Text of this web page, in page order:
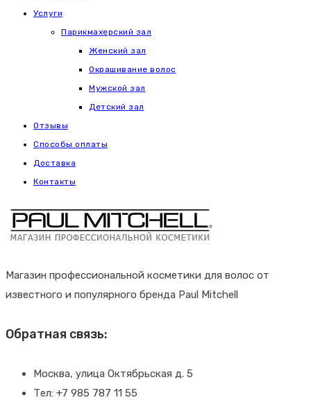
Услуги
Парикмахерский зал
Женский зал
Окрашивание волос
Мужской зал
Детский зал
Отзывы
Способы оплаты
Доставка
Контакты
Магазин профессиональной косметики для волос от
известного и популярного бренда Paul Mitchell
Обратная связь:
Москва, улица Октябрьская д. 5
Тел: +7 985 787 11 55